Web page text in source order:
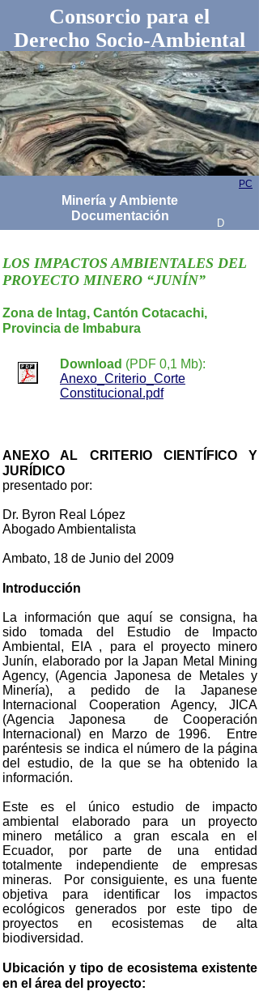
Consorcio para el
Derecho Socio-Ambiental
PC
D
Minería y Ambiente
Documentación
ANEXO AL CRITERIO CIENTÍFICO Y
JURÍDICO
presentado por:
Dr. Byron Real López
Abogado Ambientalista
Ambato, 18 de Junio del 2009
Introducción
La información que aquí se consigna, ha
sido tomada del Estudio de Impacto
Ambiental, EIA , para el proyecto minero
Junín, elaborado por la Japan Metal Mining
Agency, (Agencia Japonesa de Metales y
Minería), a pedido de la Japanese
Internacional Cooperation Agency, JICA
(Agencia Japonesa de Cooperación
Internacional) en Marzo de 1996. Entre
paréntesis se indica el número de la página
del estudio, de la que se ha obtenido la
información.
Este es el único estudio de impacto
ambiental elaborado para un proyecto
minero metálico a gran escala en el
Ecuador, por parte de una entidad
totalmente independiente de empresas
mineras. Por consiguiente, es una fuente
objetiva para identificar los impactos
ecológicos generados por este tipo de
proyectos en ecosistemas de alta
biodiversidad.
Ubicación y tipo de ecosistema existente
en el área del proyecto:
Download (PDF 0,1 Mb):
Anexo_Criterio_Corte
Constitucional.pdf
LOS IMPACTOS AMBIENTALES DEL
PROYECTO MINERO “JUNÍN”
Zona de Intag, Cantón Cotacachi,
Provincia de Imbabura